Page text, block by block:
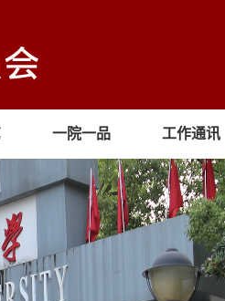
一院一品 工作通讯